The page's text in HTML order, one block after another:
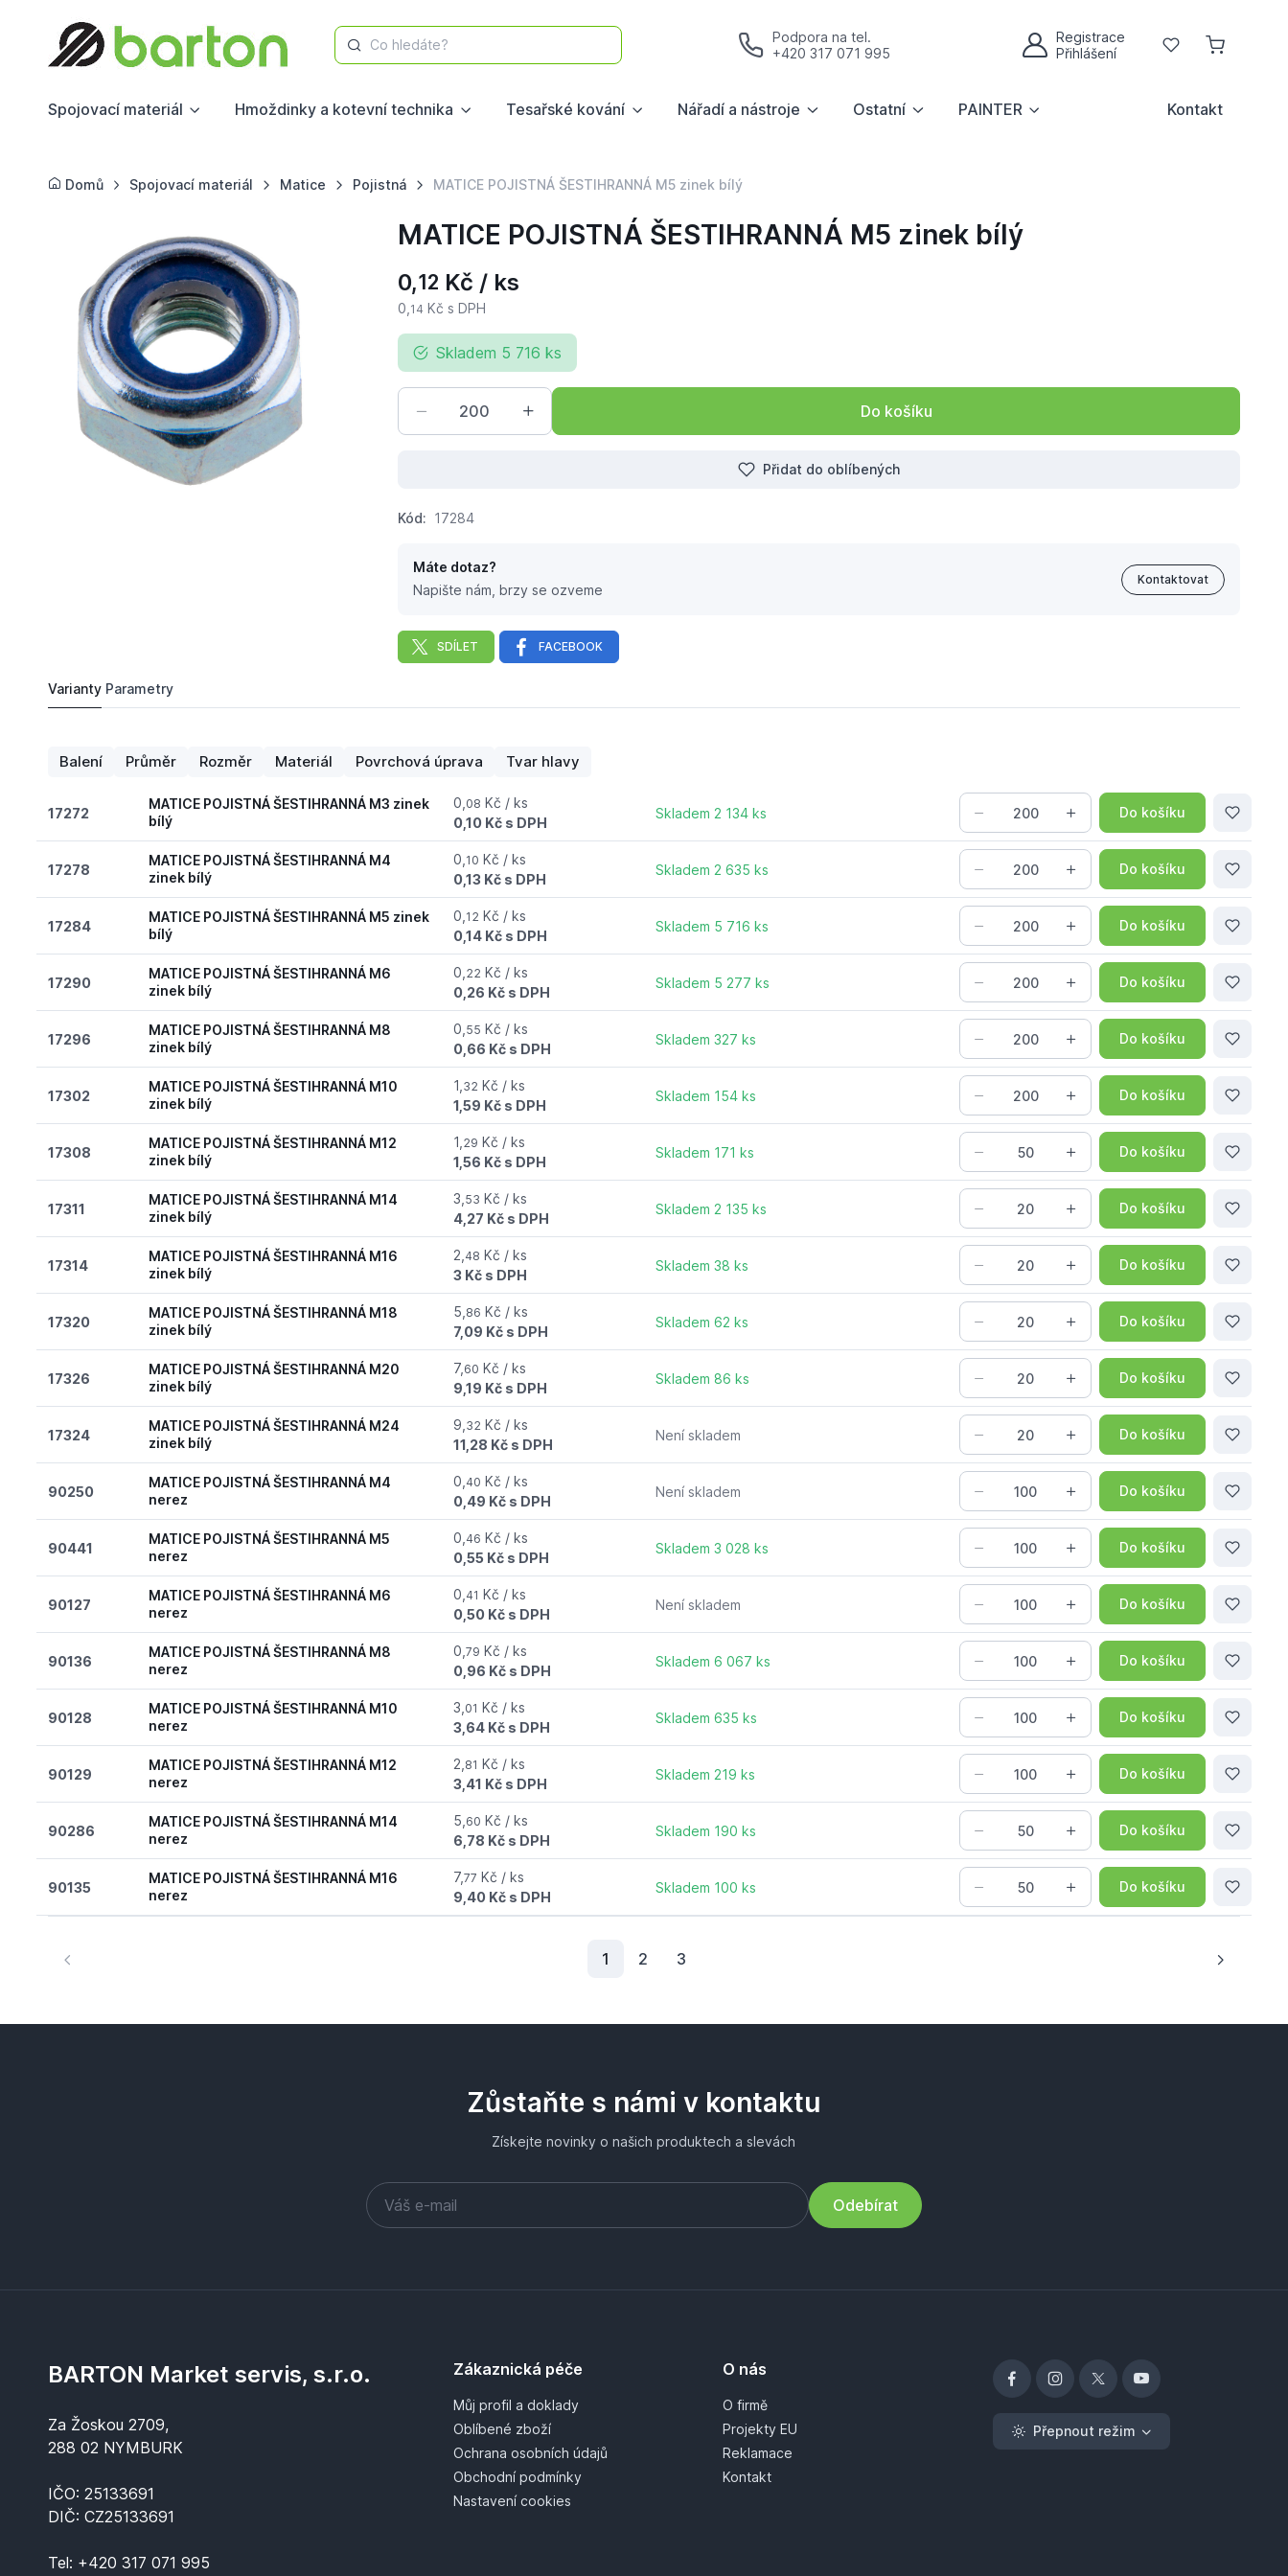
Co hledáte?
Podpora na tel.
+420 317 071 995
Registrace
Přihlášení
Oblíbené
Spojovací materiál Hmoždinky a kotevní technika Tesařské kování Nářadí a nástroje Ostatní PAINTER Kontakt
Domů Spojovací materiál Matice Pojistná MATICE POJISTNÁ ŠESTIHRANNÁ M5 zinek bílý
MATICE POJISTNÁ ŠESTIHRANNÁ M5 zinek bílý
0,12 Kč / ks
0, 14 Kč s DPH
Skladem 5 716 ks
Do košíku
Přidat do oblíbených
Kód: 17284
Máte dotaz?
Napište nám, brzy se ozveme
Kontaktovat
SDÍLET FACEBOOK
Varianty Parametry
Balení Průměr Rozměr Materiál Povrchová úprava Tvar hlavy
17272
MATICE POJISTNÁ ŠESTIHRANNÁ M3 zinek
bílý
0, 08 Kč / ks
0,10 Kč s DPH
Skladem 2 134 ks Do košíku
17278
MATICE POJISTNÁ ŠESTIHRANNÁ M4
zinek bílý
0, 10 Kč / ks
0,13 Kč s DPH
Skladem 2 635 ks Do košíku
17284
MATICE POJISTNÁ ŠESTIHRANNÁ M5 zinek
bílý
0, 12 Kč / ks
0,14 Kč s DPH
Skladem 5 716 ks Do košíku
17290
MATICE POJISTNÁ ŠESTIHRANNÁ M6
zinek bílý
0, 22 Kč / ks
0,26 Kč s DPH
Skladem 5 277 ks Do košíku
17296
MATICE POJISTNÁ ŠESTIHRANNÁ M8
zinek bílý
0, 55 Kč / ks
0,66 Kč s DPH
Skladem 327 ks Do košíku
17302
MATICE POJISTNÁ ŠESTIHRANNÁ M10
zinek bílý
1, 32 Kč / ks
1,59 Kč s DPH
Skladem 154 ks Do košíku
17308
MATICE POJISTNÁ ŠESTIHRANNÁ M12
zinek bílý
1, 29 Kč / ks
1,56 Kč s DPH
Skladem 171 ks Do košíku
17311
MATICE POJISTNÁ ŠESTIHRANNÁ M14
zinek bílý
3, 53 Kč / ks
4,27 Kč s DPH
Skladem 2 135 ks Do košíku
17314
MATICE POJISTNÁ ŠESTIHRANNÁ M16
zinek bílý
2, 48 Kč / ks
3 Kč s DPH
Skladem 38 ks Do košíku
17320
MATICE POJISTNÁ ŠESTIHRANNÁ M18
zinek bílý
5, 86 Kč / ks
7,09 Kč s DPH
Skladem 62 ks Do košíku
17326
MATICE POJISTNÁ ŠESTIHRANNÁ M20
zinek bílý
7, 60 Kč / ks
9,19 Kč s DPH
Skladem 86 ks Do košíku
17324
MATICE POJISTNÁ ŠESTIHRANNÁ M24
zinek bílý
9, 32 Kč / ks
11,28 Kč s DPH
Není skladem Do košíku
90250
MATICE POJISTNÁ ŠESTIHRANNÁ M4
nerez
0, 40 Kč / ks
0,49 Kč s DPH
Není skladem Do košíku
90441
MATICE POJISTNÁ ŠESTIHRANNÁ M5
nerez
0, 46 Kč / ks
0,55 Kč s DPH
Skladem 3 028 ks Do košíku
90127
MATICE POJISTNÁ ŠESTIHRANNÁ M6
nerez
0, 41 Kč / ks
0,50 Kč s DPH
Není skladem Do košíku
90136
MATICE POJISTNÁ ŠESTIHRANNÁ M8
nerez
0, 79 Kč / ks
0,96 Kč s DPH
Skladem 6 067 ks Do košíku
90128
MATICE POJISTNÁ ŠESTIHRANNÁ M10
nerez
3, 01 Kč / ks
3,64 Kč s DPH
Skladem 635 ks Do košíku
90129
MATICE POJISTNÁ ŠESTIHRANNÁ M12
nerez
2, 81 Kč / ks
3,41 Kč s DPH
Skladem 219 ks Do košíku
90286
MATICE POJISTNÁ ŠESTIHRANNÁ M14
nerez
5, 60 Kč / ks
6,78 Kč s DPH
Skladem 190 ks Do košíku
90135
MATICE POJISTNÁ ŠESTIHRANNÁ M16
nerez
7, 77 Kč / ks
9,40 Kč s DPH
Skladem 100 ks Do košíku
1 Aktuální stránka
2 3
Zůstaňte s námi v kontaktu
Získejte novinky o našich produktech a slevách
Odebírat
BARTON Market servis, s.r.o.
Za Žoskou 2709,
288 02 NYMBURK
IČO: 25133691
DIČ: CZ25133691
Tel: +420 317 071 995
Zákaznická péče
Můj profil a doklady
Oblíbené zboží
Ochrana osobních údajů
Obchodní podmínky
Nastavení cookies
O nás
O firmě
Projekty EU
Reklamace
Kontakt
Přepnout režim